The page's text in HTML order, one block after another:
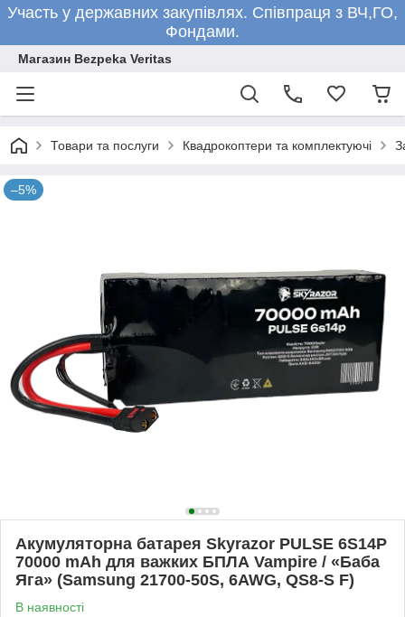
Участь у державних закупівлях. Співпраця з ВЧ,ГО,
Фондами.
Магазин Bezpeka Veritas
Товари та послуги Квадрокоптери та комплектуючі
–5%
Акумуляторна батарея Skyrazor PULSE 6S14P
70000 mAh для важких БПЛА Vampire / «Баба
Яга» (Samsung 21700-50S, 6AWG, QS8-S F)
В наявності